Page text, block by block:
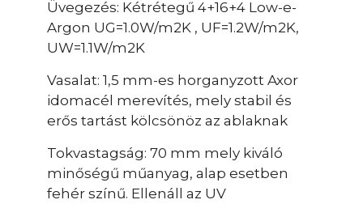
Üvegezés: Kétrétegű 4+16+4 Low-e-
Argon UG=1.0W/m2K , UF=1.2W/m2K,
UW=1.1W/m2K
Vasalat: 1,5 mm-es horganyzott Axor
idomacél merevítés, mely stabil és
erős tartást kölcsönöz az ablaknak
Tokvastagság: 70 mm mely kiváló
minőségű műanyag, alap esetben
fehér színű. Ellenáll az UV